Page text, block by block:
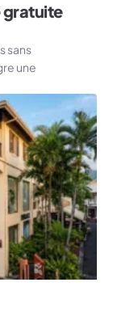
gratuite
sans
une